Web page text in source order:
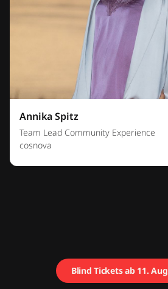
Annika Spitz
Team Lead Community Experience
cosnova
Blind Tickets ab 11.